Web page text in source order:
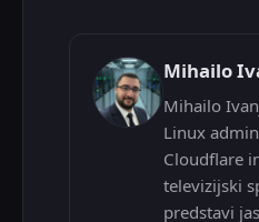
Mihailo
Mihailo
Linux
Cloudflare
televizijski
predstavi